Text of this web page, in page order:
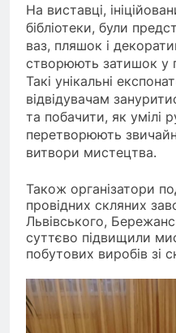
На виставці,
бібліотеки, були
ваз, пляшок і
створюють затишок у
Такі унікальні
відвідувачам
та побачити, як умілі
перетворюють
витвори мистецтва.
Також організатори
провідних скляних
Львівського,
суттєво підвищили
побутових виробів зі